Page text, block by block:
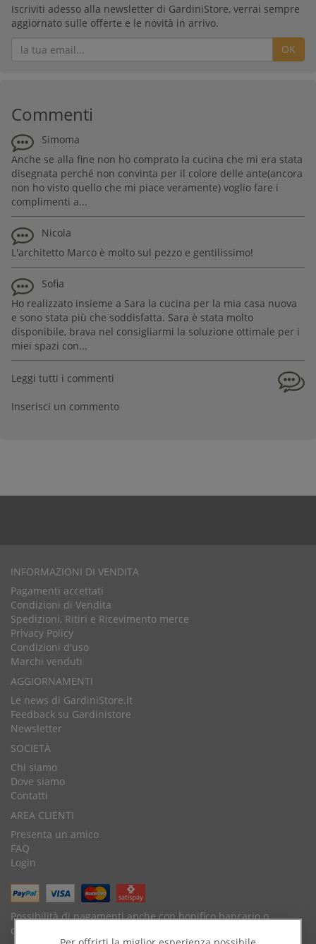
Iscriviti adesso alla newsletter di GardiniStore, verrai sempre
aggiornato sulle offerte e le novità in arrivo.
OK
Commenti
Simoma
Anche se alla fine non ho comprato la cucina che mi era stata
disegnata perché non convinta per il colore delle ante(ancora
non ho visto quello che mi piace veramente) voglio fare i
complimenti a...
Nicola
L'architetto Marco è molto sul pezzo e gentilissimo!
Sofia
Ho realizzato insieme a Sara la cucina per la mia casa nuova
e sono stata più che soddisfatta. Sara è stata molto
disponibile, brava nel consigliarmi la soluzione ottimale per i
miei spazi con...
Leggi tutti i commenti
Inserisci un commento
INFORMAZIONI DI VENDITA
Pagamenti accettati
Condizioni di Vendita
Spedizioni, Ritiri e Ricevimento merce
Privacy Policy
Condizioni d'uso
Marchi venduti
AGGIORNAMENTI
Le news di GardiniStore.it
Feedback su Gardinistore
Newsletter
SOCIETÀ
Chi siamo
Dove siamo
Contatti
AREA CLIENTI
Presenta un amico
FAQ
Login
Possibilità di pagamenti anche con bonifico bancario o
contrassegno.